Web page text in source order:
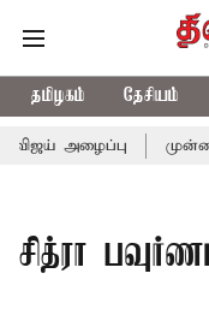
தமிழகம் தேசியம்
அழைப்பு
சித்ரா